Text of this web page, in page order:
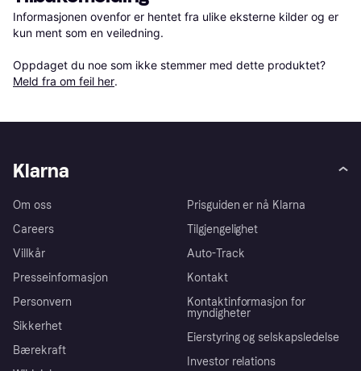
Informasjonen ovenfor er hentet fra ulike eksterne kilder og er
kun ment som en veiledning.
Oppdaget du noe som ikke stemmer med dette produktet?
Meld fra om feil her.
Klarna
Om oss
Careers
Villkår
Presseinformasjon
Personvern
Sikkerhet
Bærekraft
Prisguiden er nå Klarna
Tilgjengelighet
Auto-Track
Kontakt
Kontaktinformasjon for
myndigheter
Eierstyring og selskapsledelse
Investor relations